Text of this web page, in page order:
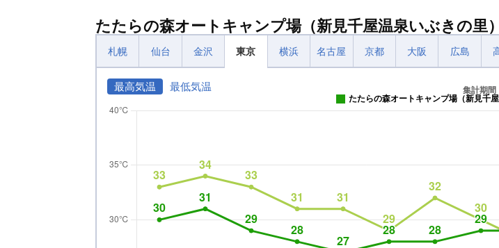
たたらの森オートキャンプ場（新見千屋温泉いぶきの里
札幌 仙台 金沢 東京 横浜 名古屋 京都 大阪 広島
最高気温 最低気温
集計期間
たたらの森オートキャンプ場（新見千屋